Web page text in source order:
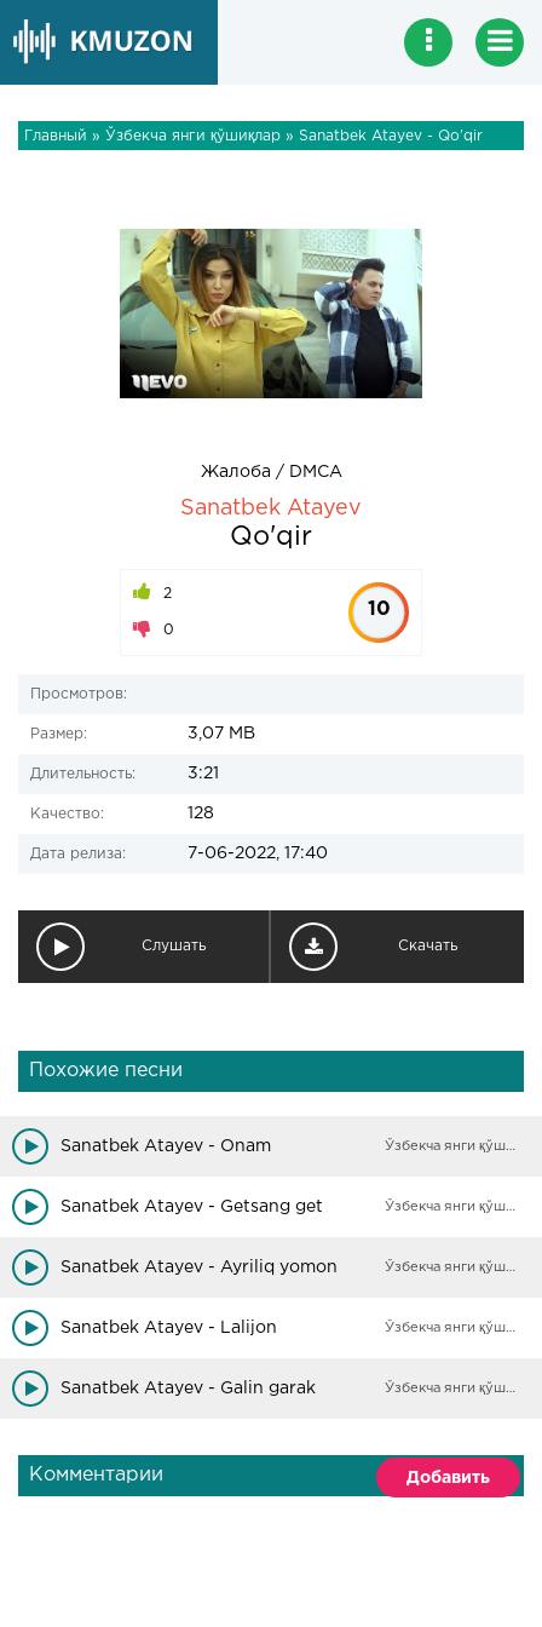
Главный » Ўзбекча янги қўшиқлар » Sanatbek Atayev - Qo'qir
Жалоба / DMCA
Sanatbek Atayev
Qo'qir
2
0
10
Просмотров:
Размер: 3,07 MB
Длительность: 3:21
Качество: 128
Дата релиза: 7-06-2022, 17:40
Слушать Скачать
Похожие песни
Sanatbek Atayev - Onam Ўзбекча янги қўшиқлар
Sanatbek Atayev - Getsang get Ўзбекча янги қўшиқлар
Sanatbek Atayev - Ayriliq yomon Ўзбекча янги қўшиқлар
Sanatbek Atayev - Lalijon Ўзбекча янги қўшиқлар
Sanatbek Atayev - Galin garak Ўзбекча янги қўшиқлар
Комментарии Добавить